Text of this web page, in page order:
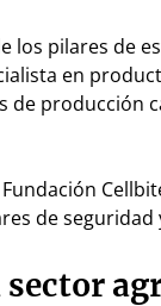
pilares de
en
de producción
de seguridad
sector